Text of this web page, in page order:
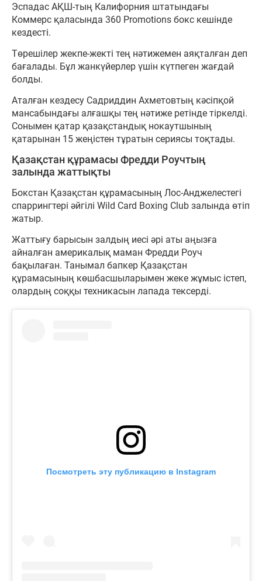
Эспадас АҚШ-тың Калифорния штатындағы
Коммерс қаласында 360 Promotions бокс кешінде
кездесті.
Төрешілер жекпе-жекті тең нәтижемен аяқталған деп
бағалады. Бұл жанкүйерлер үшін күтпеген жағдай
болды.
Аталған кездесу Садриддин Ахметовтың кәсіпқой
мансабындағы алғашқы тең нәтиже ретінде тіркелді.
Сонымен қатар қазақстандық нокаутшының
қатарынан 15 жеңістен тұратын сериясы тоқтады.
Қазақстан құрамасы Фредди Роучтың
залында жаттықты
Бокстан Қазақстан құрамасының Лос-Анджелестегі
спаррингтері әйгілі Wild Card Boxing Club залында өтіп
жатыр.
Жаттығу барысын залдың иесі әрі аты аңызға
айналған америкалық маман Фредди Роуч
бақылаған. Танымал бапкер Қазақстан
құрамасының көшбасшыларымен жеке жұмыс істеп,
олардың соққы техникасын лапада тексерді.
Посмотреть эту публикацию в Instagram